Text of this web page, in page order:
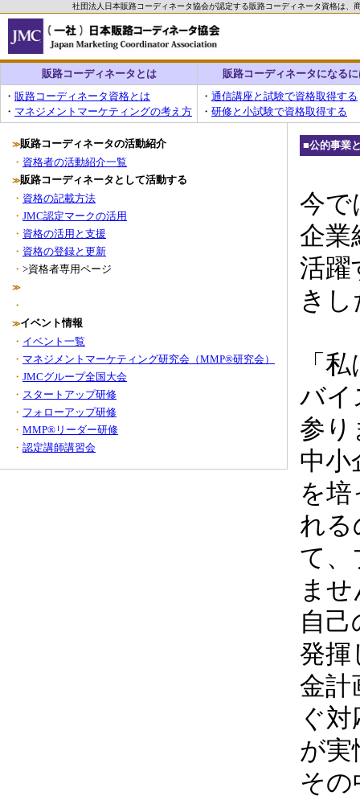
社団法人日本販路コーディネータ協会が認定する販路コーディネータ資格は
販路コーディネータとは
販路コーディネータになる
・ 販路コーディネータ資格とは
・ マネジメントマーケティングの考え方
・ 通信講座と試験で資格取得する
・ 研修と小試験で資格取得する
≫販路コーディネータの活動紹介
・ 資格者の活動紹介一覧
≫販路コーディネータとして活動する
・ 資格の記載方法
・ JMC認定マークの活用
・ 資格の活用と支援
・ 資格の登録と更新
・ >資格者専用ページ
≫
・
≫イベント情報
・ イベント一覧
・ マネジメントマーケティング研究会（MMP®研究会）
・ JMCグループ全国大会
・ スタートアップ研修
・ フォローアップ研修
・ MMP®リーダー研修
・ 認定講師講習会
■公的事業
今で
企業
活躍
き
「
バイ
参り
中小
を
れる
て、
ま
自
発揮
金計
ぐ
が実
その